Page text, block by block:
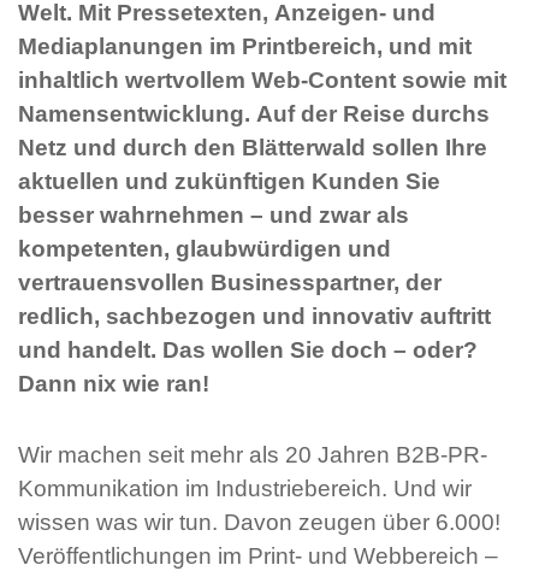
Welt. Mit Pressetexten, Anzeigen- und
Mediaplanungen im Printbereich, und mit
inhaltlich wertvollem Web-Content sowie mit
Namensentwicklung. Auf der Reise durchs
Netz und durch den Blätterwald sollen Ihre
aktuellen und zukünftigen Kunden Sie
besser wahrnehmen – und zwar als
kompetenten, glaubwürdigen und
vertrauensvollen Businesspartner, der
redlich, sachbezogen und innovativ auftritt
und handelt. Das wollen Sie doch – oder?
Dann nix wie ran!
Wir machen seit mehr als 20 Jahren B2B-PR-
Kommunikation im Industriebereich. Und wir
wissen was wir tun. Davon zeugen über 6.000!
Veröffentlichungen im Print- und Webbereich –